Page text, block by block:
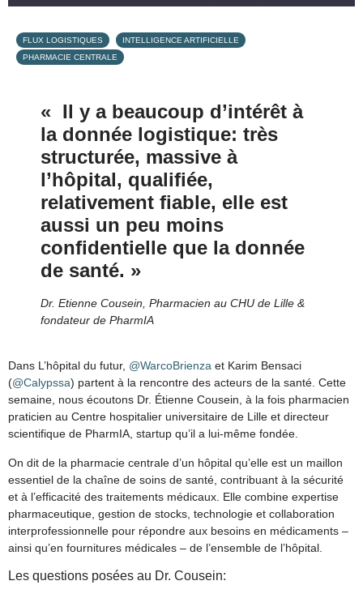
Apple Podcasts Google Podcasts
Overcast
SoundCloud Spotify
RSS FEED
SHARE
EMBED
FLUX LOGISTIQUES INTELLIGENCE ARTIFICIELLE
PHARMACIE CENTRALE
« Il y a beaucoup d’intérêt à
la donnée logistique: très
structurée, massive à
l’hôpital, qualifiée,
relativement fiable, elle est
aussi un peu moins
confidentielle que la donnée
de santé. »
Dr. Etienne Cousein, Pharmacien au CHU de Lille &
fondateur de PharmIA
Dans L’hôpital du futur, @WarcoBrienza et Karim Bensaci
(@Calypssa) partent à la rencontre des acteurs de la santé. Cette
semaine, nous écoutons Dr. Étienne Cousein, à la fois pharmacien
praticien au Centre hospitalier universitaire de Lille et directeur
scientifique de PharmIA, startup qu’il a lui-même fondée.
On dit de la pharmacie centrale d’un hôpital qu’elle est un maillon
essentiel de la chaîne de soins de santé, contribuant à la sécurité
et à l’efficacité des traitements médicaux. Elle combine expertise
pharmaceutique, gestion de stocks, technologie et collaboration
interprofessionnelle pour répondre aux besoins en médicaments –
ainsi qu’en fournitures médicales – de l’ensemble de l’hôpital.
Les questions posées au Dr. Cousein: